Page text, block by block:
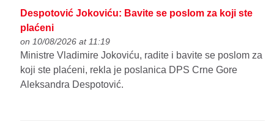
Despotović Jokoviću: Bavite se poslom za koji ste
plaćeni
on 10/08/2026 at 11:19
Ministre Vladimire Jokoviću, radite i bavite se poslom za
koji ste plaćeni, rekla je poslanica DPS Crne Gore
Aleksandra Despotović.